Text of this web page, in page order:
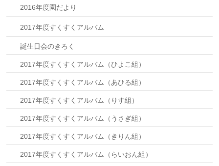
2016年度園だより
2017年度すくすくアルバム
誕生日会のきろく
2017年度すくすくアルバム（ひよこ組）
2017年度すくすくアルバム（あひる組）
2017年度すくすくアルバム（りす組）
2017年度すくすくアルバム（うさぎ組）
2017年度すくすくアルバム（きりん組）
2017年度すくすくアルバム（らいおん組）